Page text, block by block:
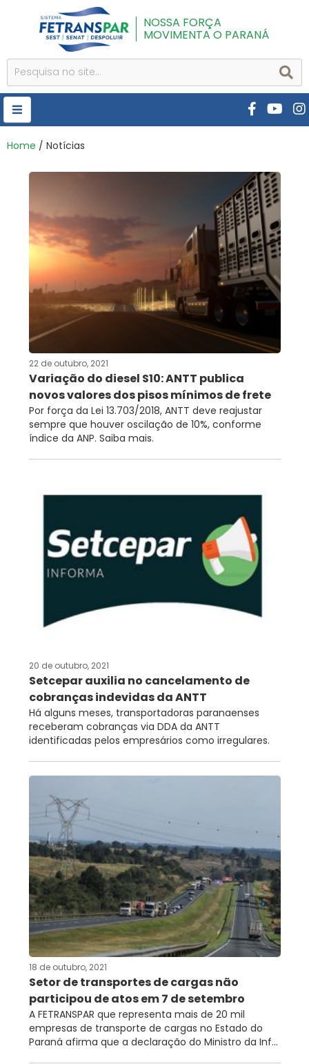
NOSSA FORÇA
MOVIMENTA O PARANÁ
HOME
CURSOS E EVENTOS
SEST SENAT
DESPOLUIR
AR INSTITUTO
CONTATO
Home / Notícias
22 de outubro, 2021
Variação do diesel S10: ANTT publica
novos valores dos pisos mínimos de frete
Por força da Lei 13.703/2018, ANTT deve reajustar
sempre que houver oscilação de 10%, conforme
índice da ANP. Saiba mais.
20 de outubro, 2021
Setcepar auxilia no cancelamento de
cobranças indevidas da ANTT
Há alguns meses, transportadoras paranaenses
receberam cobranças via DDA da ANTT
identificadas pelos empresários como irregulares.
18 de outubro, 2021
Setor de transportes de cargas não
participou de atos em 7 de setembro
A FETRANSPAR que representa mais de 20 mil
empresas de transporte de cargas no Estado do
Paraná afirma que a declaração do Ministro da Inf...